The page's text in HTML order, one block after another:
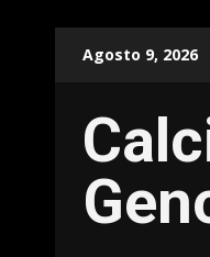
Agosto 9, 2026